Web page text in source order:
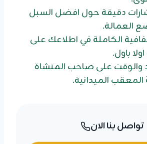
دقيقة حول افضل السبل
العمالة.
الكاملة في اطلاعك على
باول.
والوقت على صاحب المنشاة
الميدانية.
تواصل بنا الان